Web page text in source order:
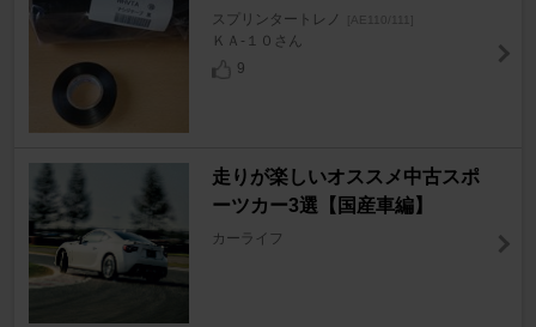
スプリンタートレノ [AE110/111]
ＫＡ-１０さん
9
走りが楽しいオススメ中古スポ
ーツカー3選【国産車編】
カーライフ